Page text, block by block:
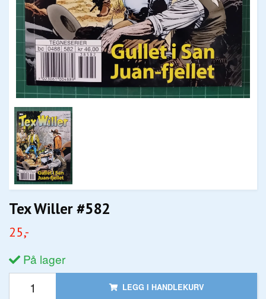
Tex Willer #582
25,-
På lager
LEGG I HANDLEKURV